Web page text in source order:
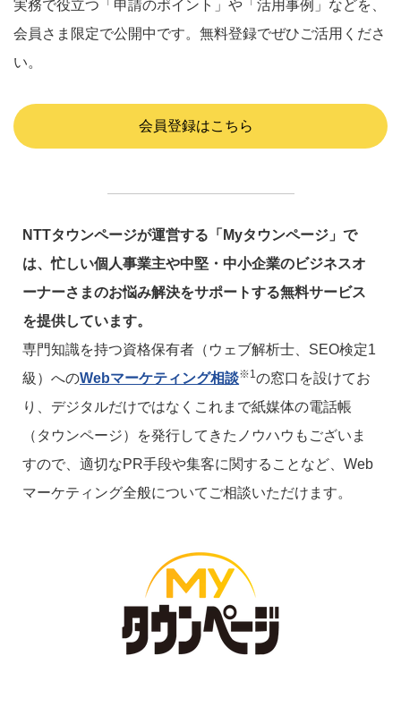
実務で役立つ「申請のポイント」や「活用事例」などを、
会員さま限定で公開中です。無料登録でぜひご活用くださ
い。
会員登録はこちら
NTTタウンページが運営する「Myタウンページ」で
は、忙しい個人事業主や中堅・中小企業のビジネスオ
ーナーさまのお悩み解決をサポートする無料サービス
を提供しています。
専門知識を持つ資格保有者（ウェブ解析士、SEO検定1
級）へのWebマーケティング相談※1の窓口を設けてお
り、デジタルだけではなくこれまで紙媒体の電話帳
（タウンページ）を発行してきたノウハウもございま
すので、適切なPR手段や集客に関することなど、Web
マーケティング全般についてご相談いただけます。